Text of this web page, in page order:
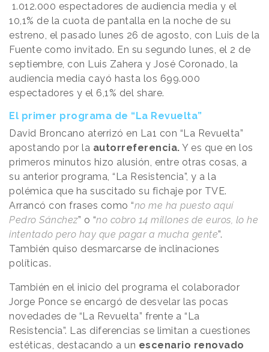
1.012.000 espectadores de audiencia media y el
10,1% de la cuota de pantalla en la noche de su
estreno, el pasado lunes 26 de agosto, con Luis de la
Fuente como invitado. En su segundo lunes, el 2 de
septiembre, con Luis Zahera y José Coronado, la
audiencia media cayó hasta los 699.000
espectadores y el 6,1% del share.
El primer programa de “La Revuelta”
David Broncano aterrizó en La1 con “La Revuelta”
apostando por la autorreferencia. Y es que en los
primeros minutos hizo alusión, entre otras cosas, a
su anterior programa, “La Resistencia”, y a la
polémica que ha suscitado su fichaje por TVE.
Arrancó con frases como “no me ha puesto aquí
Pedro Sánchez” o “no cobro 14 millones de euros, lo he
intentado pero hay que pagar a mucha gente”.
También quiso desmarcarse de inclinaciones
políticas.
También en el inicio del programa el colaborador
Jorge Ponce se encargó de desvelar las pocas
novedades de “La Revuelta” frente a “La
Resistencia”. Las diferencias se limitan a cuestiones
estéticas, destacando a un escenario renovado